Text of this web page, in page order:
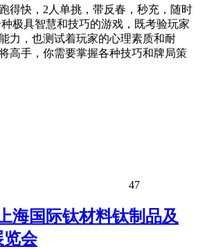
得快，2人单挑，带反春，秒充，随时
种极具智慧和技巧的游戏，既考验玩家
力，也测试着玩家的心理素质和耐
高手，你需要掌握各种技巧和牌局策
47
海国际钛材料钛制品及
览会